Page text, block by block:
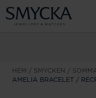
HEM SMYCKEN
AMELIA BRACELET /